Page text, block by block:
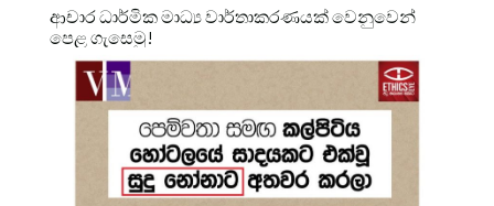
ආචාර ධාර්මික මාධ්‍ය වාර්තාකරණයක් වෙනුවෙන්
පෙළ ගැසෙමු!